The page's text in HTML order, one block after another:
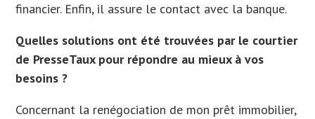
financier. Enfin, il assure le contact avec la banque.
Quelles solutions ont été trouvées par le courtier
de PresseTaux pour répondre au mieux à vos
besoins ?
Concernant la renégociation de mon prêt immobilier,